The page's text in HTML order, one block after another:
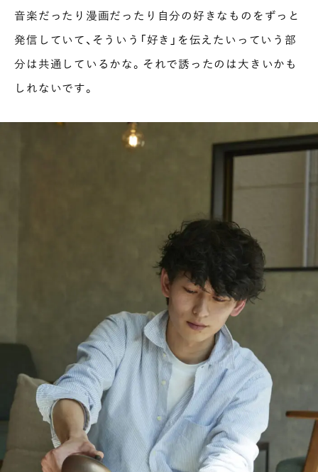
音楽だったり漫画だったり自分の好きなものをずっと
発信していて、そういう「好き」を伝えたいっていう部
分は共通しているかな。それで誘ったのは大きいかも
しれないです。